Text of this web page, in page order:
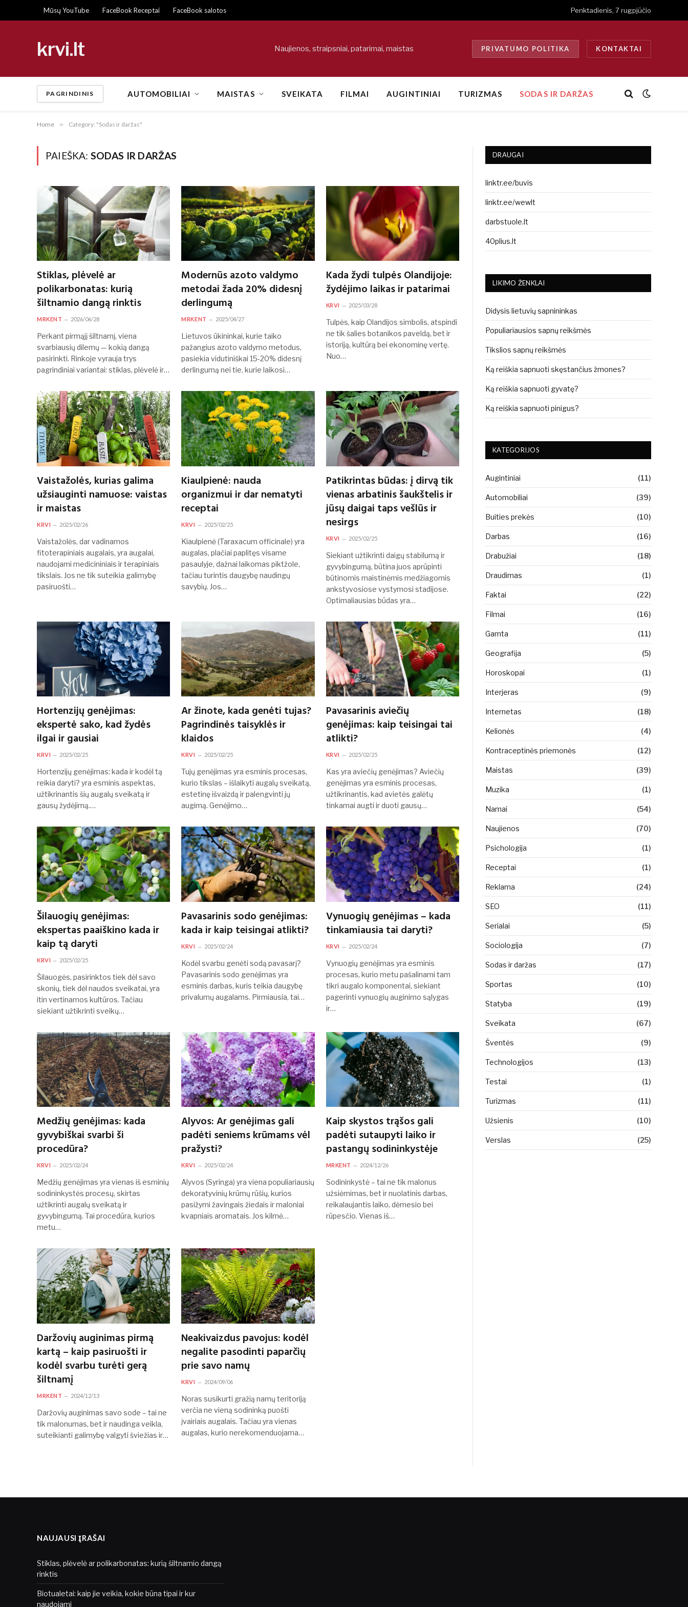
Mūsų YouTube FaceBook Receptai FaceBook salotos Penktadienis, 7 rugpjūčio
krvi.lt Naujienos, straipsniai, patarimai, maistas PRIVATUMO POLITIKA KONTAKTAI
PAGRINDINIS AUTOMOBILIAI MAISTAS SVEIKATA FILMAI AUGINTINIAI TURIZMAS SODAS IR DARŽAS
Home » Category: "Sodas ir daržas"
PAIEŠKA: SODAS IR DARŽAS
Stiklas, plėvelė ar
polikarbonatas: kurią
šiltnamio dangą rinktis
MRKENT 2026/06/28
Perkant pirmąjį šiltnamį, viena
svarbiausių dilemų — kokią dangą
pasirinkti. Rinkoje vyrauja trys
pagrindiniai variantai: stiklas, plėvelė ir…
Modernūs azoto valdymo
metodai žada 20% didesnį
derlingumą
MRKENT 2025/04/27
Lietuvos ūkininkai, kurie taiko
pažangius azoto valdymo metodus,
pasiekia vidutiniškai 15-20% didesnį
derlingumą nei tie, kurie laikosi…
Kada žydi tulpės Olandijoje:
žydėjimo laikas ir patarimai
KRVI 2025/03/28
Tulpės, kaip Olandijos simbolis, atspindi
ne tik šalies botanikos paveldą, bet ir
istoriją, kultūrą bei ekonominę vertę.
Nuo…
Vaistažolės, kurias galima
užsiauginti namuose: vaistas
ir maistas
KRVI 2025/02/26
Vaistažolės, dar vadinamos
fitoterapiniais augalais, yra augalai,
naudojami medicininiais ir terapiniais
tikslais. Jos ne tik suteikia galimybę
pasiruošti…
Kiaulpienė: nauda
organizmui ir dar nematyti
receptai
KRVI 2025/02/25
Kiaulpienė (Taraxacum officinale) yra
augalas, plačiai paplitęs visame
pasaulyje, dažnai laikomas piktžole,
tačiau turintis daugybę naudingų
savybių. Jos…
Patikrintas būdas: į dirvą tik
vienas arbatinis šaukštelis ir
jūsų daigai taps vešlūs ir
nesirgs
KRVI 2025/02/25
Siekiant užtikrinti daigų stabilumą ir
gyvybingumą, būtina juos aprūpinti
būtinomis maistinėmis medžiagomis
ankstyvosiose vystymosi stadijose.
Optimaliausias būdas yra…
Hortenzijų genėjimas:
ekspertė sako, kad žydės
ilgai ir gausiai
KRVI 2025/02/25
Hortenzijų genėjimas: kada ir kodėl tą
reikia daryti? yra esminis aspektas,
užtikrinantis šių augalų sveikatą ir
gausų žydėjimą.…
Ar žinote, kada genėti tujas?
Pagrindinės taisyklės ir
klaidos
KRVI 2025/02/25
Tujų genėjimas yra esminis procesas,
kurio tikslas – išlaikyti augalų sveikatą,
estetinę išvaizdą ir palengvinti jų
augimą. Genėjimo…
Pavasarinis aviečių
genėjimas: kaip teisingai tai
atlikti?
KRVI 2025/02/25
Kas yra aviečių genėjimas? Aviečių
genėjimas yra esminis procesas,
užtikrinantis, kad avietės galėtų
tinkamai augti ir duoti gausų…
Šilauogių genėjimas:
ekspertas paaiškino kada ir
kaip tą daryti
KRVI 2025/02/25
Šilauogės, pasirinktos tiek dėl savo
skonių, tiek dėl naudos sveikatai, yra
itin vertinamos kultūros. Tačiau
siekiant užtikrinti sveikų…
Pavasarinis sodo genėjimas:
kada ir kaip teisingai atlikti?
KRVI 2025/02/24
Kodėl svarbu genėti sodą pavasarį?
Pavasarinis sodo genėjimas yra
esminis darbas, kuris teikia daugybę
privalumų augalams. Pirmiausia, tai…
Vynuogių genėjimas – kada
tinkamiausia tai daryti?
KRVI 2025/02/24
Vynuogių genėjimas yra esminis
procesas, kurio metu pašalinami tam
tikri augalo komponentai, siekiant
pagerinti vynuogių auginimo sąlygas
ir…
Medžių genėjimas: kada
gyvybiškai svarbi ši
procedūra?
KRVI 2025/02/24
Medžių genėjimas yra vienas iš esminių
sodininkystės procesų, skirtas
užtikrinti augalų sveikatą ir
gyvybingumą. Tai procedūra, kurios
metu…
Alyvos: Ar genėjimas gali
padėti seniems krūmams vėl
pražysti?
KRVI 2025/02/24
Alyvos (Syringa) yra viena populiariausių
dekoratyvinių krūmų rūšių, kurios
pasižymi žavingais žiedais ir maloniai
kvapniais aromatais. Jos kilmė…
Kaip skystos trąšos gali
padėti sutaupyti laiko ir
pastangų sodininkystėje
MRKENT 2024/12/26
Sodininkystė – tai ne tik malonus
užsiėmimas, bet ir nuolatinis darbas,
reikalaujantis laiko, dėmesio bei
rūpesčio. Vienas iš…
Daržovių auginimas pirmą
kartą – kaip pasiruošti ir
kodėl svarbu turėti gerą
šiltnamį
MRKENT 2024/12/13
Daržovių auginimas savo sode – tai ne
tik malonumas, bet ir naudinga veikla,
suteikianti galimybę valgyti šviežias ir…
Neakivaizdus pavojus: kodėl
negalite pasodinti paparčių
prie savo namų
KRVI 2024/09/06
Noras susikurti gražią namų teritoriją
verčia ne vieną sodininką puošti
įvairiais augalais. Tačiau yra vienas
augalas, kurio nerekomenduojama…
DRAUGAI
linktr.ee/buvis
linktr.ee/wewlt
darbstuole.lt
40plius.lt
LIKIMO ŽENKLAI
Didysis lietuvių sapnininkas
Populiariausios sapnų reikšmės
Tikslios sapnų reikšmės
Ką reiškia sapnuoti skęstančius žmones?
Ką reiškia sapnuoti gyvatę?
Ką reiškia sapnuoti pinigus?
KATEGORIJOS
Augintiniai (11)
Automobiliai (39)
Buities prekės (10)
Darbas (16)
Drabužiai (18)
Draudimas (1)
Faktai (22)
Filmai (16)
Gamta (11)
Geografija (5)
Horoskopai (1)
Interjeras (9)
Internetas (18)
Kelionės (4)
Kontraceptinės priemonės (12)
Maistas (39)
Muzika (1)
Namai (54)
Naujienos (70)
Psichologija (1)
Receptai (1)
Reklama (24)
SEO (11)
Serialai (5)
Sociologija (7)
Sodas ir daržas (17)
Sportas (10)
Statyba (19)
Sveikata (67)
Šventės (9)
Technologijos (13)
Testai (1)
Turizmas (11)
Užsienis (10)
Verslas (25)
NAUJAUSI ĮRAŠAI
Stiklas, plėvelė ar polikarbonatas: kurią šiltnamio dangą
rinktis
Biotualetai: kaip jie veikia, kokie būna tipai ir kur
naudojami